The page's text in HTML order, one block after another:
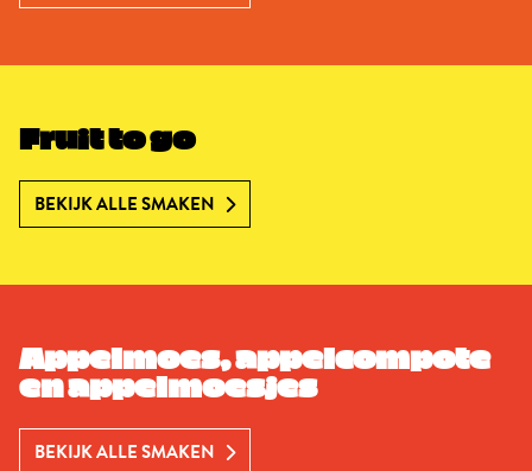
Fruit to go
BEKIJK ALLE SMAKEN
Appelmoes, appelcompote
en appelmoesjes
BEKIJK ALLE SMAKEN